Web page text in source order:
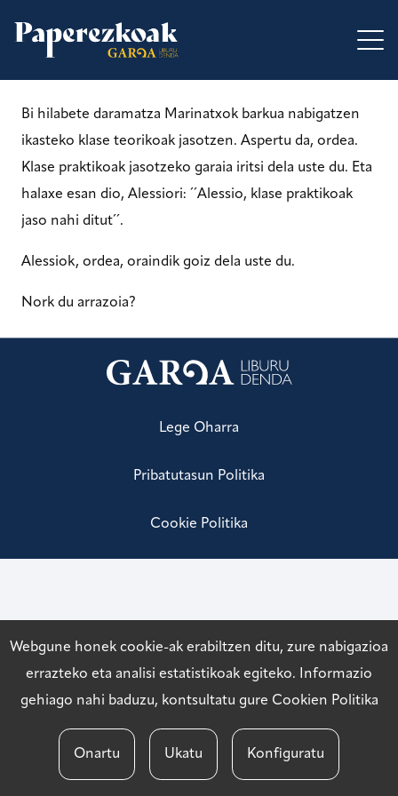
Bi hilabete daramatza Marinatxok barkua nabigatzen
ikasteko klase teorikoak jasotzen. Aspertu da, ordea.
Klase praktikoak jasotzeko garaia iritsi dela uste du. Eta
halaxe esan dio, Alessiori: ´´Alessio, klase praktikoak
jaso nahi ditut´´.
Alessiok, ordea, oraindik goiz dela uste du.
Nork du arrazoia?
Lege Oharra
Pribatutasun Politika
Cookie Politika
Webgune honek cookie-ak erabiltzen ditu, zure nabigazioa
errazteko eta analisi estatistikoak egiteko. Informazio
gehiago nahi baduzu, kontsultatu gure Cookien Politika
Onartu Ukatu Konfiguratu